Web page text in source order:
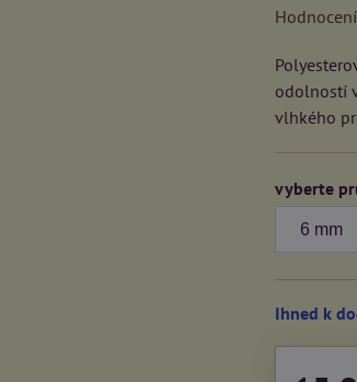
Hodnocení
odolností
vlhkého
vyberte
Ihned k